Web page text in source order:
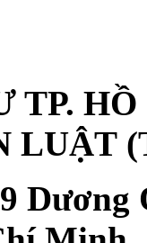
TP.
LUẬT
Dương